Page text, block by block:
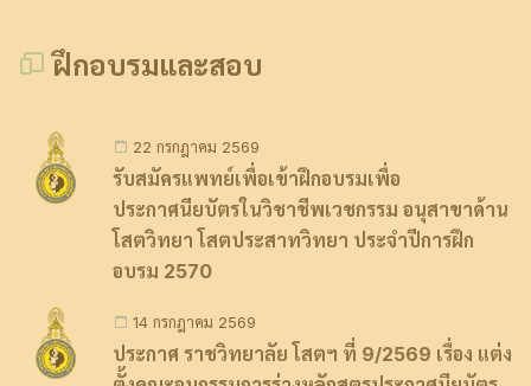
ฝึกอบรมและสอบ
22 กรกฎาคม 2569
รับสมัครแพทย์เพื่อเข้าฝึกอบรมเพื่อ
ประกาศนียบัตรในวิชาชีพเวชกรรม อนุสาขาด้าน
โสตวิทยา โสตประสาทวิทยา ประจำปีการฝึก
อบรม 2570
14 กรกฎาคม 2569
ประกาศ ราชวิทยาลัย โสตฯ ที่ 9/2569 เรื่อง แต่ง